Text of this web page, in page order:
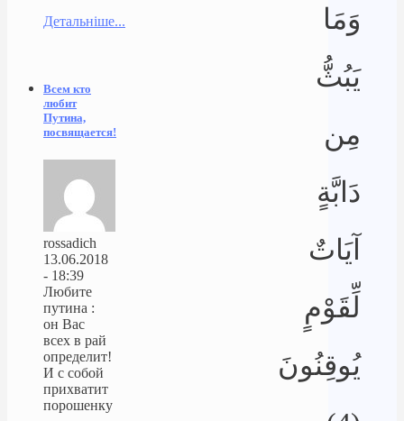
وَمَا
يَبُثُّ
مِن
دَابَّةٍ
آيَاتٌ
لِّقَوْمٍ
يُوقِنُونَ
Детальніше...
Всем кто
любит
Путина,
посвящается!
rossadich
13.06.2018
- 18:39
Любите
путина :
он Вас
всех в рай
определит!
И с собой
прихватит
порошенку